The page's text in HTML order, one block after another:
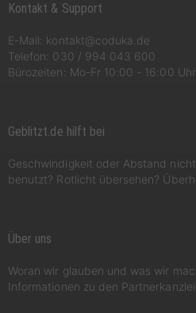
Kontakt & Support
E-Mail: kontakt@coduka.de
Telefon: 030 / 994 043 600
Bürozeiten: Mo-Fr 10:00 - 16:00 Uhr
Geblitzt.de hilft bei
Geschwindigkeit oder Abstand
benutzt? Rotlicht übersehen?
Über uns
Woran wir glauben und was wir
Informationen zu den